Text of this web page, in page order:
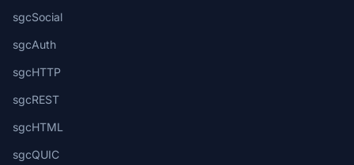
sgcSocial
sgcAuth
sgcHTTP
sgcREST
sgcHTML
sgcQUIC